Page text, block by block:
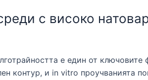
с високо
е един от ключовите
контур, и in vitro проучванията